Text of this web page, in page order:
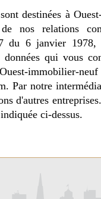
destinées à
nos relations
du 6 janvier 1978,
qui vous
immobilier-
Par notre
d'autres
ci-dessus.